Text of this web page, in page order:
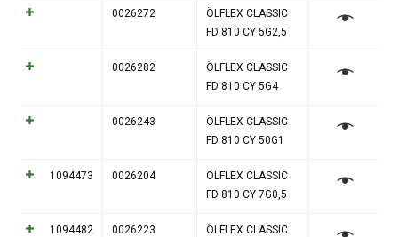
0026272
ÖLFLEX CLASSIC
FD 810 CY 5G2,5
0026282
ÖLFLEX CLASSIC
FD 810 CY 5G4
0026243
ÖLFLEX CLASSIC
FD 810 CY 50G1
1094473 0026204
ÖLFLEX CLASSIC
FD 810 CY 7G0,5
1094482 0026223
ÖLFLEX CLASSIC